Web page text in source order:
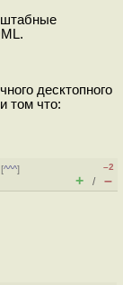
десктопного
том что:
^^^]
–2
+ / –